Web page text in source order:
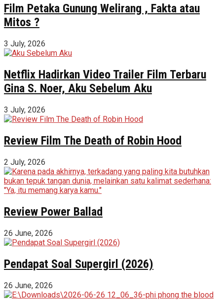
Film Petaka Gunung Welirang , Fakta atau
Mitos ?
3 July, 2026
Netflix Hadirkan Video Trailer Film Terbaru
Gina S. Noer, Aku Sebelum Aku
3 July, 2026
Review Film The Death of Robin Hood
2 July, 2026
Review Power Ballad
26 June, 2026
Pendapat Soal Supergirl (2026)
26 June, 2026